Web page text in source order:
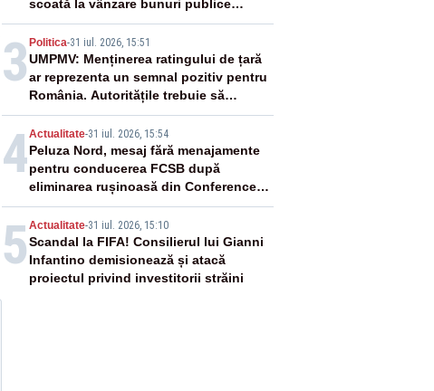
scoată la vânzare bunuri publice
pentru a stinge datoriile pentru
vaccinurile Pfizer!”
3 Politica-31 iul. 2026, 15:51
UMPMV: Menținerea ratingului de țară
ar reprezenta un semnal pozitiv pentru
România. Autoritățile trebuie să
continue consolidarea stabilității
economice și financiare
4Actualitate-31 iul. 2026, 15:54
Peluza Nord, mesaj fără menajamente
pentru conducerea FCSB după
eliminarea rușinoasă din Conference
League
5 Actualitate-31 iul. 2026, 15:10
Scandal la FIFA! Consilierul lui Gianni
Infantino demisionează și atacă
proiectul privind investitorii străini